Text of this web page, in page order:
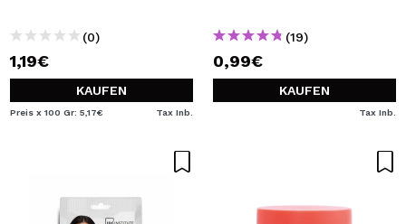
(0)
1,19€
KAUFEN
Preis x 100 Gr: 5,17€ Tax Inb.
(19)
0,99€
KAUFEN
Tax Inb.